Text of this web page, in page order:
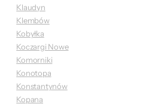
Klaudyn
Klembów
Kobyłka
Koczargi Nowe
Komorniki
Konotopa
Konstantynów
Kopana